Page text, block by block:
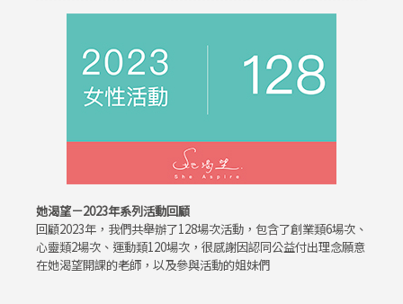
她渴望－2023年系列活動回顧
回顧2023年，我們共舉辦了128場次活動，包含了創業類6場次、
心靈類2場次、運動類120場次，很感謝因認同公益付出理念願意
在她渴望開課的老師，以及參與活動的姐妹們